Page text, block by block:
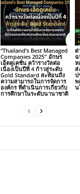
“Thailand’s Best Managed
Companies 2025″ อักษร
เอ็ดดูเคชั่น คว้ารางวัลต่อ
เนื่องเป็นปีที่ 4 ก้าวสู่ระดับ
Gold Standard สะท้อนถึง
ความสามารถในการจัดการ
องค์กร ที่ดำเนินการเกี่ยวกับ
การศึกษาในระดับนานาชาติ
ด่
ฉ
ห
ส่
ป
พ
น